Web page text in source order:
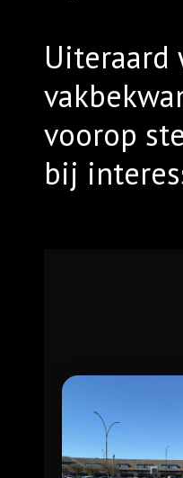
Uiteraard
voorop
bij